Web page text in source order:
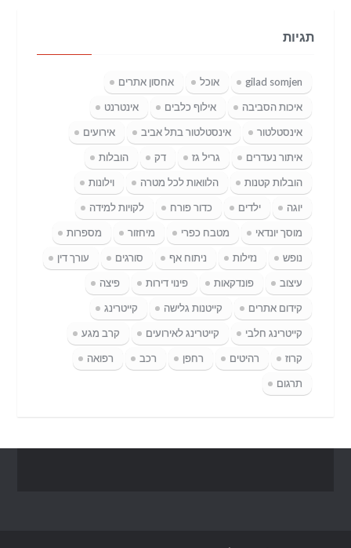
תגיות
gilad somjen אוכל
אחסון אתרים
איכות הסביבה
אילוף כלבים
אינטרנט
אינסטלטור
אינסטלטור בתל אביב
אירועים
איתור נעדרים
גריל גז דק
הובלות
הובלות קטנות
הלוואות לכל מטרה
וילונות
יוגה
ילדים כדור פורח
לקויות למידה
מוסך יונדאי
מטבח כפרי מיחזור
מספרות
נופש
נזילות ניתוח אף סורגים
עורך דין
עיצוב
פונדקאות פינוי דירות
פיצה
קידום אתרים
קייטנות גלישה
קייטרינג
קייטרינג חלבי
קייטרינג לאירועים
קרב מגע
קרוז
רהיטים רחפן רכב
רפואה
תרגום